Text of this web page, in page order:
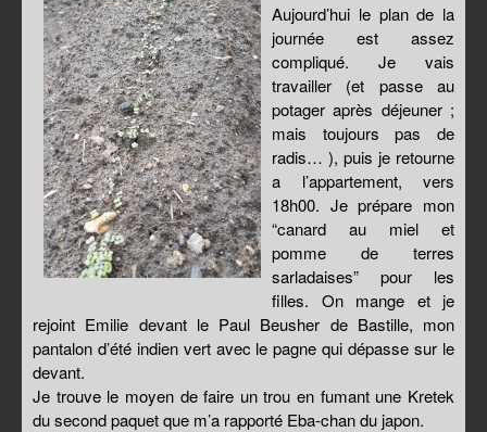
Aujourd’hui le plan de la
journée est assez
compliqué. Je vais
travailler (et passe au
potager après déjeuner ;
mais toujours pas de
radis… ), puis je retourne
a l’appartement, vers
18h00. Je prépare mon
“canard au miel et
pomme de terres
sarladaises” pour les
filles. On mange et je
rejoint Emilie devant le Paul Beusher de Bastille, mon
pantalon d’été indien vert avec le pagne qui dépasse sur le
devant.
Je trouve le moyen de faire un trou en fumant une Kretek
du second paquet que m’a rapporté Eba-chan du japon.